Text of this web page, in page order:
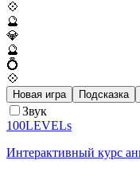
💠
🔮
💎
🔮
💍
💠
Новая игра Подсказка
Звук
100LEVELs
Интерактивный курс